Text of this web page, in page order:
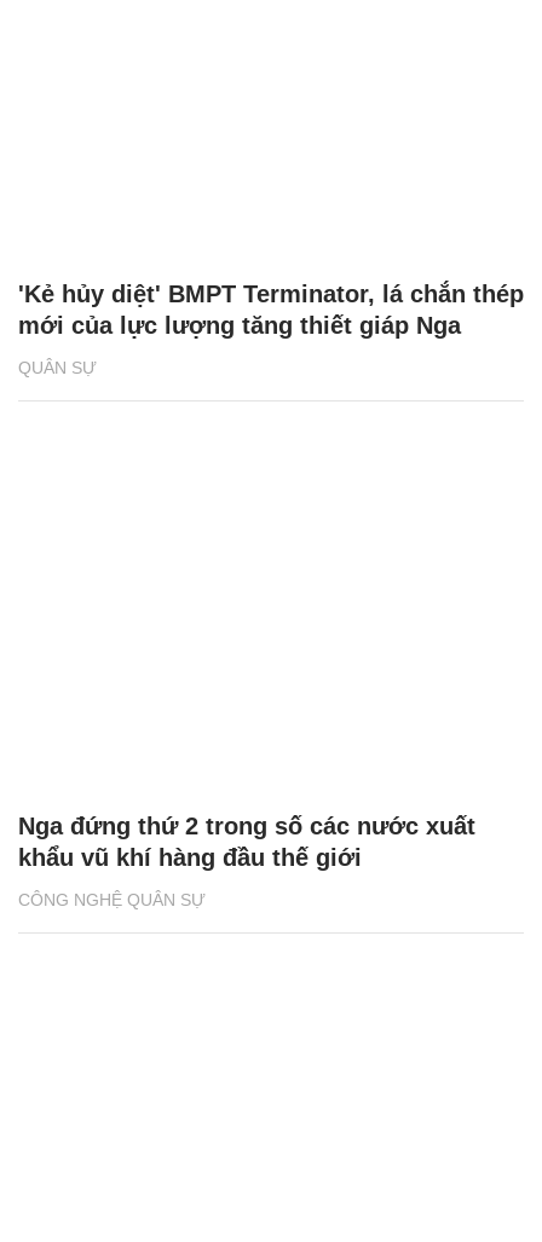
QUÂN SỰ
'Kẻ hủy diệt' BMPT Terminator, lá chắn thép
mới của lực lượng tăng thiết giáp Nga
CÔNG NGHỆ QUÂN SỰ
Nga đứng thứ 2 trong số các nước xuất
khẩu vũ khí hàng đầu thế giới